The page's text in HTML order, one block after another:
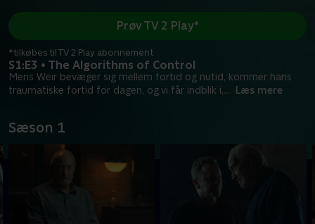
S1:E3 • The Algorithms of Control
Mens Weir bevæger sig mellem fortid og nutid, kommer hans
traumatiske fortid for dagen, og vi får indblik i,... Læs mere
Prøv TV 2 Play*
*tilkøbes til TV 2 Play abonnement
Sæson 1